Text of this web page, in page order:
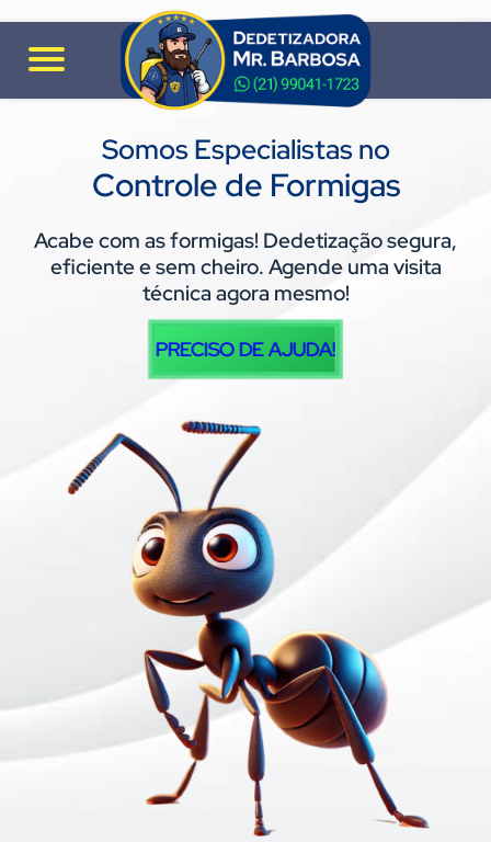
Somos Especialistas no
Controle de Formigas
Acabe com as formigas! Dedetização segura,
eficiente e sem cheiro. Agende uma visita
técnica agora mesmo!
PRECISO DE AJUDA!